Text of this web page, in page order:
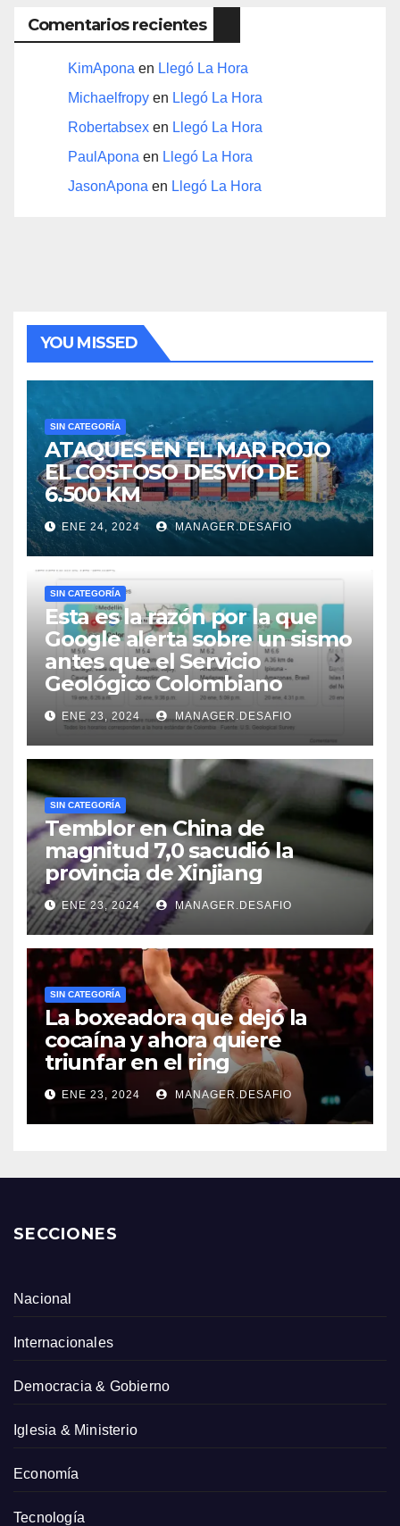
Comentarios recientes
KimApona en Llegó La Hora
Michaelfropy en Llegó La Hora
Robertabsex en Llegó La Hora
PaulApona en Llegó La Hora
JasonApona en Llegó La Hora
YOU MISSED
SIN CATEGORÍA
ATAQUES EN EL MAR ROJO
EL COSTOSO DESVÍO DE
6.500 KM
ENE 24, 2024 MANAGER.DESAFIO
SIN CATEGORÍA
Esta es la razón por la que
Google alerta sobre un sismo
antes que el Servicio
Geológico Colombiano
ENE 23, 2024 MANAGER.DESAFIO
SIN CATEGORÍA
Temblor en China de
magnitud 7,0 sacudió la
provincia de Xinjiang
ENE 23, 2024 MANAGER.DESAFIO
SIN CATEGORÍA
La boxeadora que dejó la
cocaína y ahora quiere
triunfar en el ring​
ENE 23, 2024 MANAGER.DESAFIO
SECCIONES
Nacional
Internacionales
Democracia & Gobierno
Iglesia & Ministerio
Economía
Tecnología